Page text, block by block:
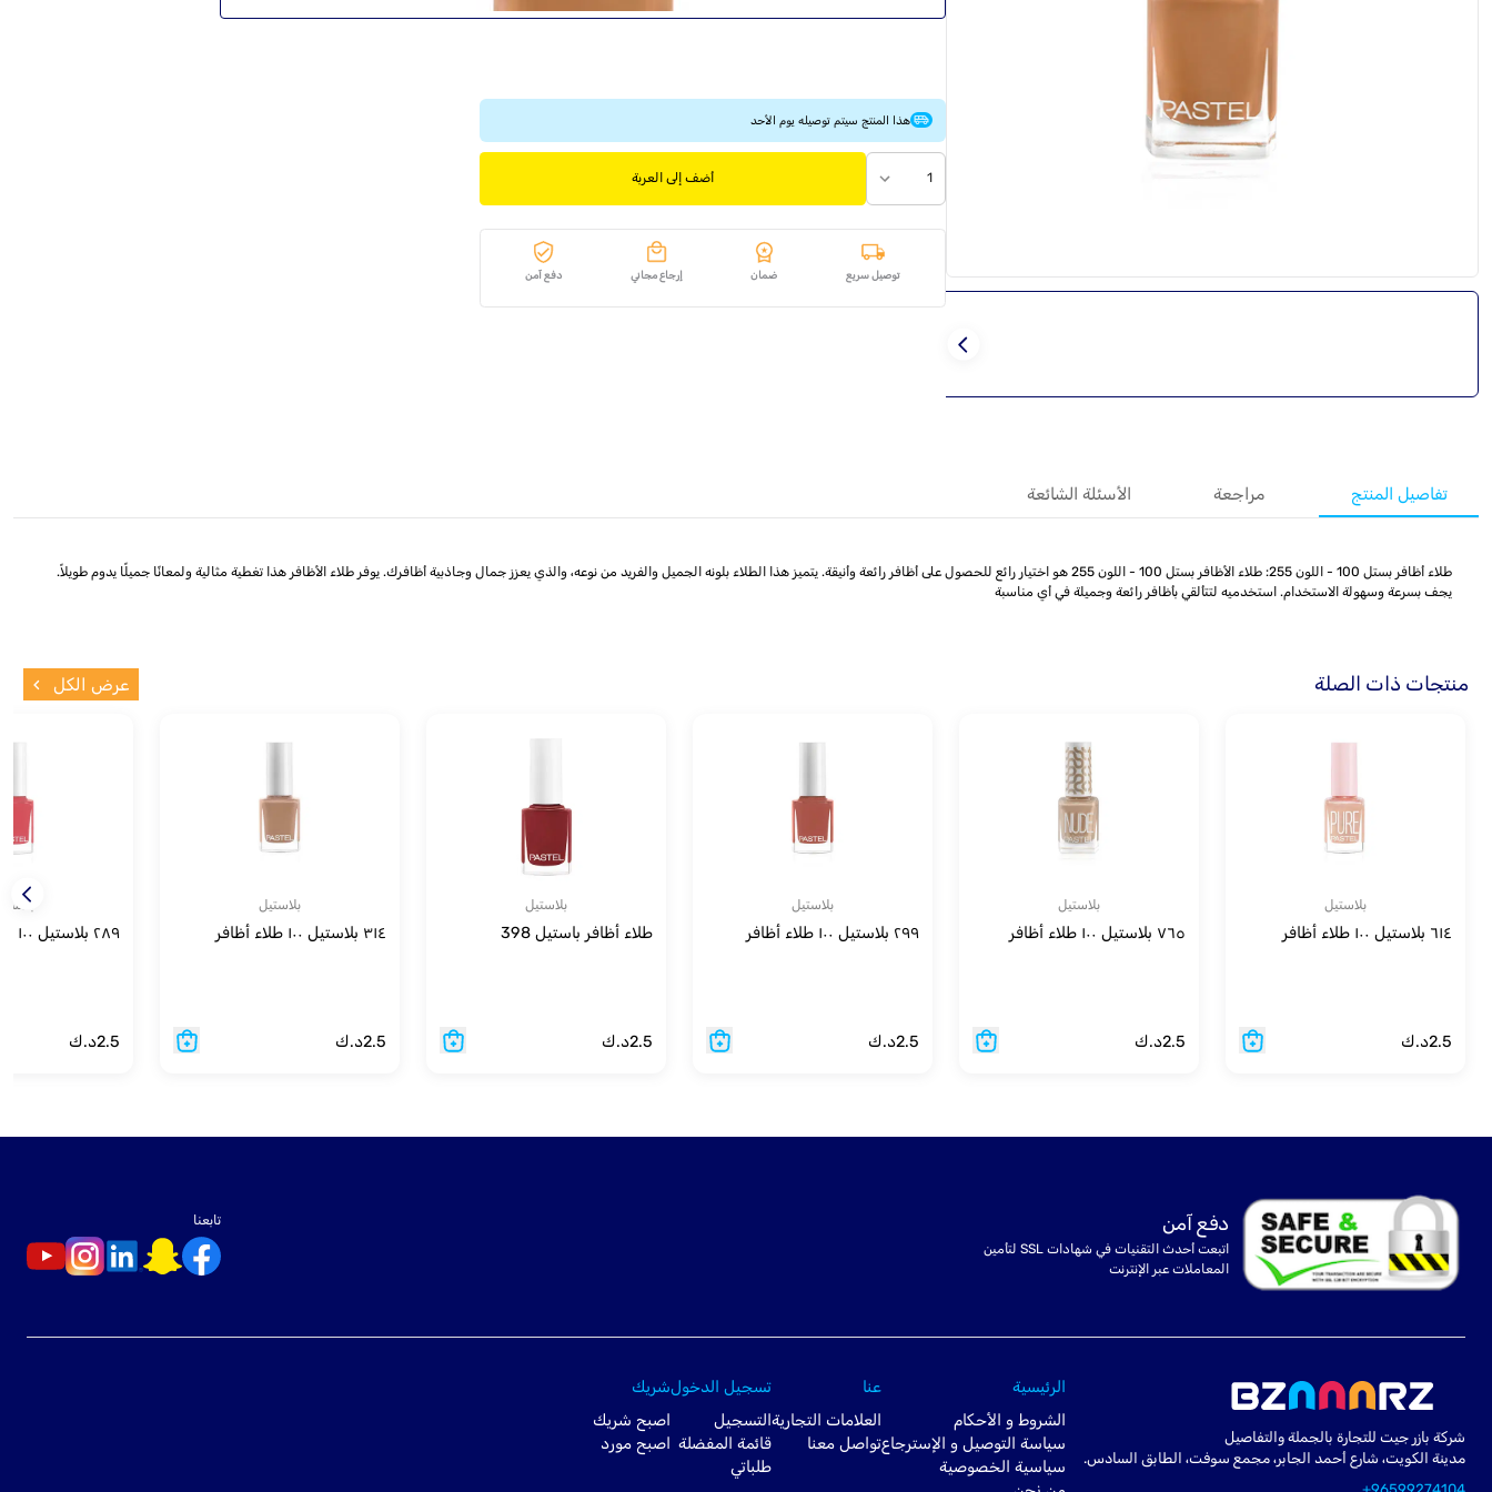
هذا المنتج سيتم توصيله يوم الأحد
1 أضف إلى العربة
توصيل سريع ضمان إرجاع مجاني دفع آمن
تفاصيل المنتج مراجعة الأسئلة الشائعة
طلاء أظافر بستل 100 - اللون 255: طلاء الأظافر بستل 100 - اللون 255 هو اختيار رائع للحصول على أظافر رائعة وأنيقة. يتميز هذا الطلاء بلونه الجميل والفريد من نوعه، والذي يعزز جمال وجاذبية أظافرك. يوفر طلاء الأظافر هذا تغطية مثالية ولمعانًا جميلًا يدوم طويلاً.
يجف بسرعة وسهولة الاستخدام. استخدميه لتتألقي بأظافر رائعة وجميلة في أي مناسبة
منتجات ذات الصلة عرض الكل
بلاستيل
٦١٤ بلاستيل ١٠٠ طلاء أظافر
2.5د.ك
بلاستيل
٧٦٥ بلاستيل ١٠٠ طلاء أظافر
2.5د.ك
بلاستيل
٢٩٩ بلاستيل ١٠٠ طلاء أظافر
2.5د.ك
بلاستيل
طلاء أظافر باستيل 398
2.5د.ك
بلاستيل
٣١٤ بلاستيل ١٠٠ طلاء أظافر
2.5د.ك
٢٨٩ بلاستيل ١٠٠ طلاء أظافر
2.5د.ك
دفع آمن
اتبعت أحدث التقنيات في شهادات SSL لتأمين
المعاملات عبر الإنترنت
تابعنا
شركة بازر جيت للتجارة بالجملة والتفاصيل
مدينة الكويت، شارع أحمد الجابر، مجمع سوفت، الطابق السادس.
الرئيسية
الشروط و الأحكام
سياسة التوصيل و الإسترجاع
سياسية الخصوصية
عنا
العلامات التجارية
تواصل معنا
تسجيل الدخول
التسجيل
قائمة المفضلة
طلباتي
شريك
اصبح شريك
اصبح مورد